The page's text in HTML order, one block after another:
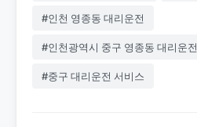
#인천 영종동 대리운전
#인천광역시 중구 영종동 대리운전
#중구 대리운전 서비스